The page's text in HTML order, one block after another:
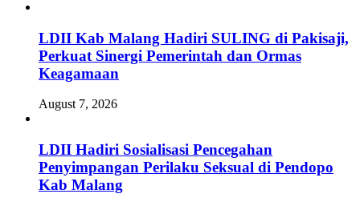
LDII Kab Malang Hadiri SULING di Pakisaji,
Perkuat Sinergi Pemerintah dan Ormas
Keagamaan
August 7, 2026
LDII Hadiri Sosialisasi Pencegahan
Penyimpangan Perilaku Seksual di Pendopo
Kab Malang